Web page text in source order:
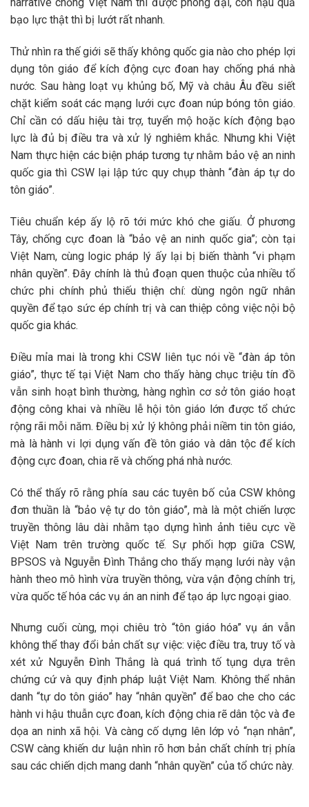
narrative chống Việt Nam thì được phóng đại, còn hậu quả
bạo lực thật thì bị lướt rất nhanh.
Thử nhìn ra thế giới sẽ thấy không quốc gia nào cho phép lợi
dụng tôn giáo để kích động cực đoan hay chống phá nhà
nước. Sau hàng loạt vụ khủng bố, Mỹ và châu Âu đều siết
chặt kiểm soát các mạng lưới cực đoan núp bóng tôn giáo.
Chỉ cần có dấu hiệu tài trợ, tuyển mộ hoặc kích động bạo
lực là đủ bị điều tra và xử lý nghiêm khắc. Nhưng khi Việt
Nam thực hiện các biện pháp tương tự nhằm bảo vệ an ninh
quốc gia thì CSW lại lập tức quy chụp thành “đàn áp tự do
tôn giáo”.
Tiêu chuẩn kép ấy lộ rõ tới mức khó che giấu. Ở phương
Tây, chống cực đoan là “bảo vệ an ninh quốc gia”; còn tại
Việt Nam, cùng logic pháp lý ấy lại bị biến thành “vi phạm
nhân quyền”. Đây chính là thủ đoạn quen thuộc của nhiều tổ
chức phi chính phủ thiếu thiện chí: dùng ngôn ngữ nhân
quyền để tạo sức ép chính trị và can thiệp công việc nội bộ
quốc gia khác.
Điều mỉa mai là trong khi CSW liên tục nói về “đàn áp tôn
giáo”, thực tế tại Việt Nam cho thấy hàng chục triệu tín đồ
vẫn sinh hoạt bình thường, hàng nghìn cơ sở tôn giáo hoạt
động công khai và nhiều lễ hội tôn giáo lớn được tổ chức
rộng rãi mỗi năm. Điều bị xử lý không phải niềm tin tôn giáo,
mà là hành vi lợi dụng vấn đề tôn giáo và dân tộc để kích
động cực đoan, chia rẽ và chống phá nhà nước.
Có thể thấy rõ rằng phía sau các tuyên bố của CSW không
đơn thuần là “bảo vệ tự do tôn giáo”, mà là một chiến lược
truyền thông lâu dài nhằm tạo dựng hình ảnh tiêu cực về
Việt Nam trên trường quốc tế. Sự phối hợp giữa CSW,
BPSOS và Nguyễn Đình Thắng cho thấy mạng lưới này vận
hành theo mô hình vừa truyền thông, vừa vận động chính trị,
vừa quốc tế hóa các vụ án an ninh để tạo áp lực ngoại giao.
Nhưng cuối cùng, mọi chiêu trò “tôn giáo hóa” vụ án vẫn
không thể thay đổi bản chất sự việc: việc điều tra, truy tố và
xét xử Nguyễn Đình Thắng là quá trình tố tụng dựa trên
chứng cứ và quy định pháp luật Việt Nam. Không thể nhân
danh “tự do tôn giáo” hay “nhân quyền” để bao che cho các
hành vi hậu thuẫn cực đoan, kích động chia rẽ dân tộc và đe
dọa an ninh xã hội. Và càng cố dựng lên lớp vỏ “nạn nhân”,
CSW càng khiến dư luận nhìn rõ hơn bản chất chính trị phía
sau các chiến dịch mang danh “nhân quyền” của tổ chức này.